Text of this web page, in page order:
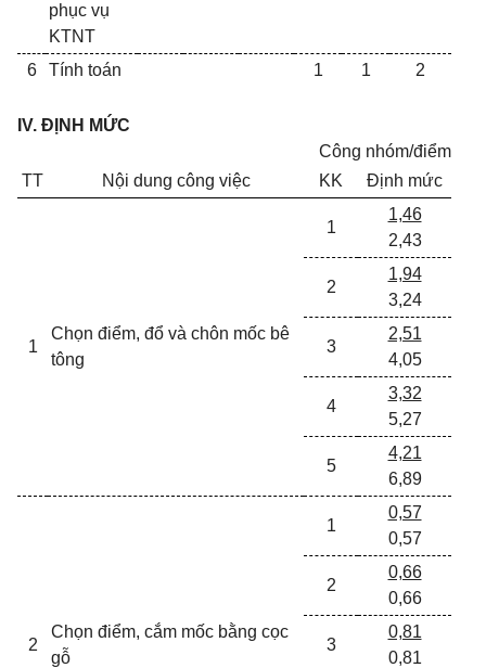
phục vụ
KTNT
6 Tính toán 1 1 2
IV. ĐỊNH MỨC
Công nhóm/điểm
TT
Nội dung công việc KK Định mức
1
Chọn điểm, đổ và chôn mốc bê
tông
1
1,46
2,43
2
1,94
3,24
3
2,51
4,05
4
3,32
5,27
5
4,21
6,89
2
Chọn điểm, cắm mốc bằng cọc
gỗ
1
0,57
0,57
2
0,66
0,66
3
0,81
0,81